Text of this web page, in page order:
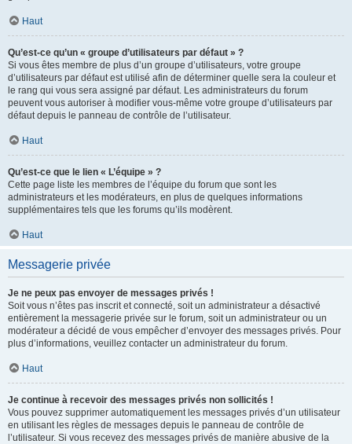
Haut
Qu’est-ce qu’un « groupe d’utilisateurs par défaut » ?
Si vous êtes membre de plus d’un groupe d’utilisateurs, votre groupe
d’utilisateurs par défaut est utilisé afin de déterminer quelle sera la couleur et
le rang qui vous sera assigné par défaut. Les administrateurs du forum
peuvent vous autoriser à modifier vous-même votre groupe d’utilisateurs par
défaut depuis le panneau de contrôle de l’utilisateur.
Haut
Qu’est-ce que le lien « L’équipe » ?
Cette page liste les membres de l’équipe du forum que sont les
administrateurs et les modérateurs, en plus de quelques informations
supplémentaires tels que les forums qu’ils modèrent.
Haut
Messagerie privée
Je ne peux pas envoyer de messages privés !
Soit vous n’êtes pas inscrit et connecté, soit un administrateur a désactivé
entièrement la messagerie privée sur le forum, soit un administrateur ou un
modérateur a décidé de vous empêcher d’envoyer des messages privés. Pour
plus d’informations, veuillez contacter un administrateur du forum.
Haut
Je continue à recevoir des messages privés non sollicités !
Vous pouvez supprimer automatiquement les messages privés d’un utilisateur
en utilisant les règles de messages depuis le panneau de contrôle de
l’utilisateur. Si vous recevez des messages privés de manière abusive de la